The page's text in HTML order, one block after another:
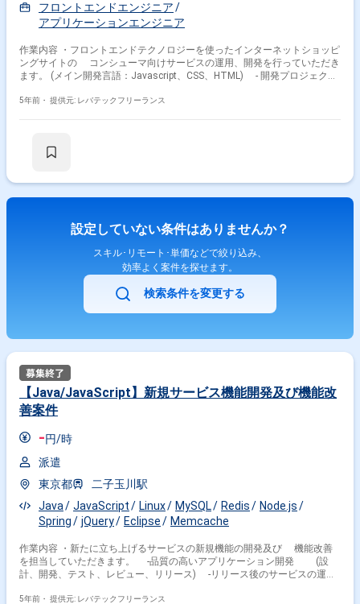
フロントエンドエンジニア
アプリケーションエンジニア
作業内容 ・フロントエンドテクノロジーを使ったインターネットショッピ
ングサイトの コンシューマ向けサービスの運用、開発を行っていただき
ます。 (メイン開発言語：Javascript、CSS、HTML) - 開発プロジェクト
チャントからの問い合わせ対応、調査、運用作業等)
5年前・ 提供元: レバテックフリーランス
設定していない条件はありませんか？
スキル･リモート･単価などで絞り込み、
効率よく案件を探せます。
検索条件を変更する
【Java/JavaScript】新規サービス機能開発及び機能改
善案件
-円/時
派遣
東京都
二子玉川駅
Java
JavaScript Linux MySQL Redis
Node.js
Spring
jQuery Eclipse Memcache
作業内容 ・新たに立ち上げるサービスの新規機能の開発及び 機能改善
を担当していただきます。 -品質の高いアプリケーション開発 (設
計、開発、テスト、レビュー、リリース) -リリース後のサービスの運
5年前・ 提供元: レバテックフリーランス